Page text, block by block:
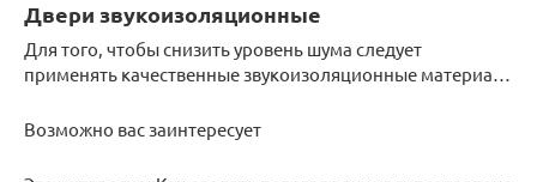
Двери звукоизоляционные
Для того, чтобы снизить уровень шума следует
применять качественные звукоизоляционные материа…
Возможно вас заинтересует